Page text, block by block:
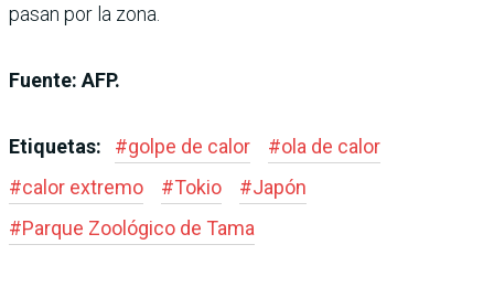
pasan por la zona.
Fuente: AFP.
Etiquetas: #golpe de calor #ola de calor
#calor extremo #Tokio #Japón
#Parque Zoológico de Tama